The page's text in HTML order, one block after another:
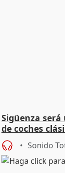
Sigüenza
de coches
Sonido